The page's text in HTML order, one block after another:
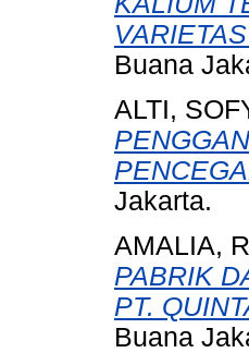
Buana
ALTI,
Jakarta.
AMALIA,
PABRIK
PT.
Buana